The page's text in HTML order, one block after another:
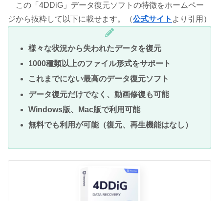
この「4DDiG」データ復元ソフトの特徴をホームペー
ジから抜粋して以下に載せます。（公式サイト より引用）
様々な状況から失われたデータを復元
1000種類以上のファイル形式をサポート
これまでにない最高のデータ復元ソフト
データ復元だけでなく、動画修復も可能
Windows版、Mac版で利用可能
無料でも利用が可能（復元、再生機能はなし）